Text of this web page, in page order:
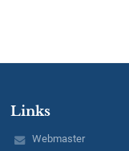
Links
Webmaster